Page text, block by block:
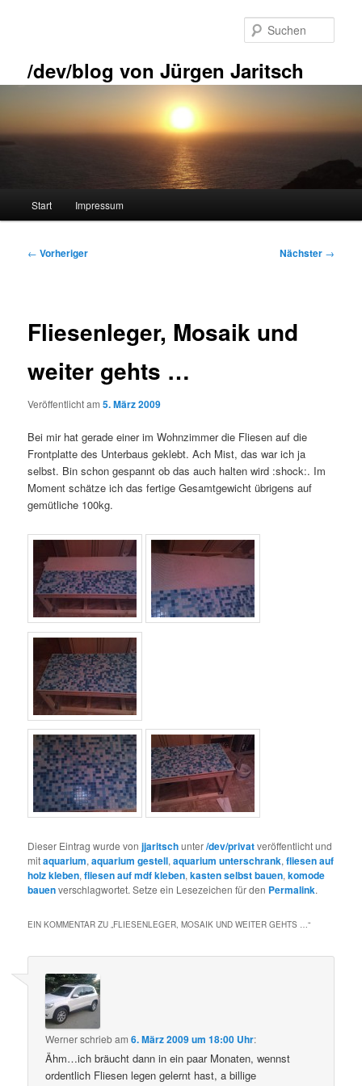
/dev/blog von Jürgen Jaritsch
Start Impressum
Beitragsnavigation
← Vorheriger Nächster →
Fliesenleger, Mosaik und
weiter gehts …
Veröffentlicht am5. März 2009
Bei mir hat gerade einer im Wohnzimmer die Fliesen auf die
Frontplatte des Unterbaus geklebt. Ach Mist, das war ich ja
selbst. Bin schon gespannt ob das auch halten wird :shock:. Im
Moment schätze ich das fertige Gesamtgewicht übrigens auf
gemütliche 100kg.
Dieser Eintrag wurde vonjjaritschunter/dev/privatveröffentlicht und
mitaquarium,aquarium gestell,aquarium unterschrank,fliesen auf
holz kleben,fliesen auf mdf kleben,kasten selbst bauen,komode
bauenverschlagwortet. Setze ein Lesezeichen für den Permalink.
EIN KOMMENTAR ZU „FLIESENLEGER, MOSAIK UND WEITER GEHTS …“
Wernerschriebam6. März 2009 um 18:00 Uhr:
Ähm…ich bräucht dann in ein paar Monaten, wennst
ordentlich Fliesen legen gelernt hast, a billige